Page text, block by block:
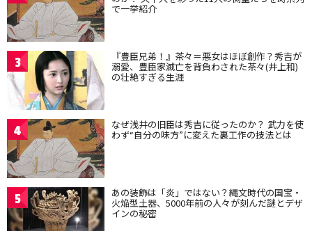
で一挙紹介
3 『豊臣兄弟！』茶々＝悪女はほぼ創作？秀吉が
溺愛、豊臣家滅亡を背負わされた茶々(井上和)
の壮絶すぎる生涯
4 なぜ浅井の旧臣は秀吉に従ったのか？ 武力を使
わず“自分の味方”に変えた裏工作の技法とは
5 あの装飾は「炎」ではない？縄文時代の国宝・
火焔型土器、5000年前の人々が刻んだ謎とデザ
インの秘密